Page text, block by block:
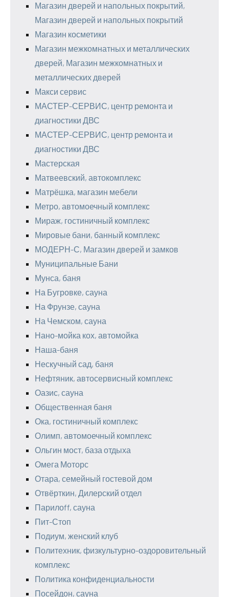
Магазин дверей и напольных покрытий,
Магазин дверей и напольных покрытий
Магазин косметики
Магазин межкомнатных и металлических
дверей, Магазин межкомнатных и
металлических дверей
Макси сервис
МАСТЕР-СЕРВИС, центр ремонта и
диагностики ДВС
МАСТЕР-СЕРВИС, центр ремонта и
диагностики ДВС
Мастерская
Матвеевский, автокомплекс
Матрёшка, магазин мебели
Метро, автомоечный комплекс
Мираж, гостиничный комплекс
Мировые бани, банный комплекс
МОДЕРН-С, Магазин дверей и замков
Муниципальные Бани
Мунса, баня
На Бугровке, сауна
На Фрунзе, сауна
На Чемском, сауна
Нано-мойка кох, автомойка
Наша-баня
Нескучный сад, баня
Нефтяник, автосервисный комплекс
Оазис, сауна
Общественная баня
Ока, гостиничный комплекс
Олимп, автомоечный комплекс
Ольгин мост, база отдыха
Омега Моторс
Отара, семейный гостевой дом
Отвёрткин, Дилерский отдел
Парилоff, сауна
Пит-Стоп
Подиум, женский клуб
Политехник, физкультурно-оздоровительный
комплекс
Политика конфиденциальности
Посейдон, сауна